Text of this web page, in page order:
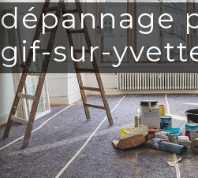
dépannage
gif-sur-